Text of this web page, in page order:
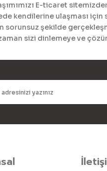
E-ticaret
kendilerine ulaşması için
sorunsuz şekilde
sizi dinlemeye ve